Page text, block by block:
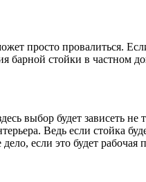
просто провалиться.
стойки в частном
выбор будет зависеть
Ведь если стойка
если это будет